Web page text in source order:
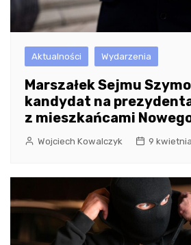
Aktualności Wydarzenia
Marszałek Sejmu
kandydat na
z mieszkańcami
Wojciech Kowalczyk 9